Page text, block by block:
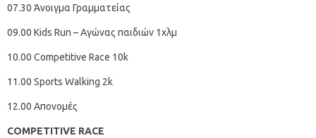
07.30 Άνοιγμα Γραμματείας
09.00 Kids Run – Αγώνας παιδιών 1χλμ
10.00 Competitive Race 10k
11.00 Sports Walking 2k
12.00 Απονομές
COMPETITIVE RACE